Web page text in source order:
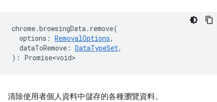
chrome.browsingData. remove(
options : RemovalOptions,
dataToRemove : DataTypeSet,
) : Promise<void>
清除使用者個人資料中儲存的各種瀏覽資料。